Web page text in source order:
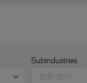
Subindustries
모두 보기